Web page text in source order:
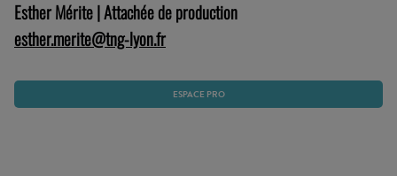
Esther Mérite | Attachée de production
esther.merite@tng-lyon.fr
ESPACE PRO